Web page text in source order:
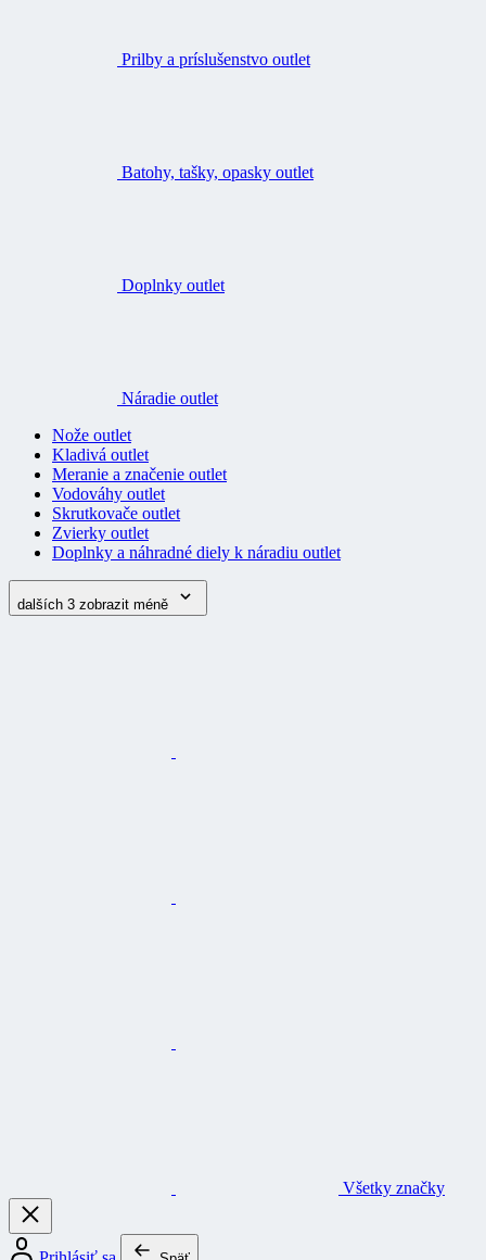
Prilby a príslušenstvo outlet
Batohy, tašky, opasky outlet
Doplnky outlet
Náradie outlet
Nože outlet
Kladivá outlet
Meranie a značenie outlet
Vodováhy outlet
Skrutkovače outlet
Zvierky outlet
Doplnky a náhradné diely k náradiu outlet
dalších 3 zobrazit méně
Všetky značky